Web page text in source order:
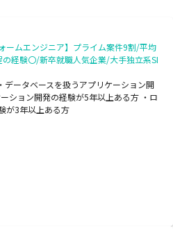
ームエンジニア】プライム案件9割/平均
経験〇/新卒就職人気企業/大手独立系SI
ータベースを扱うアプリケーション開
ション開発の経験が5年以上ある方 ・ロ
が3年以上ある方